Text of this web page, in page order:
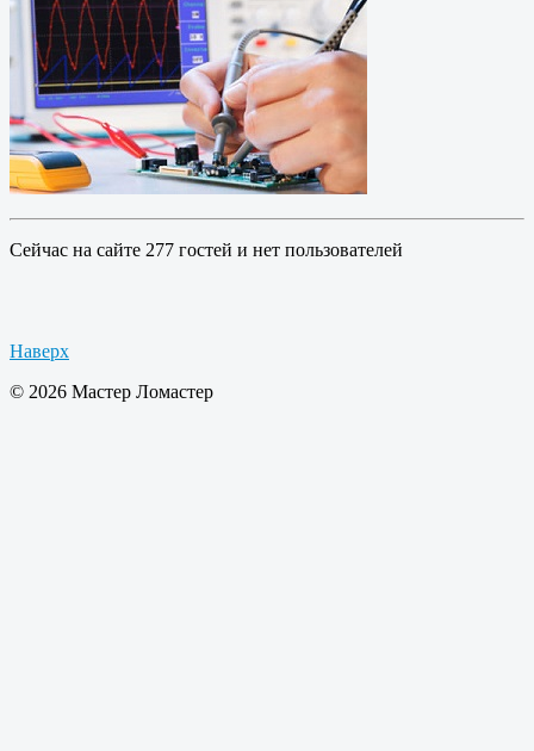
Сейчас на сайте 277 гостей и нет пользователей
Наверх
© 2026 Мастер Ломастер